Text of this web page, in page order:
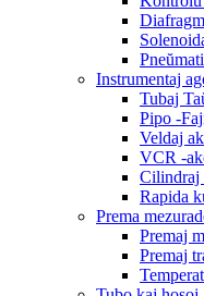
Instrumentaj
Tubaj
Pipo -
Veldaj
VCR -
Cilindraj
Rapida
Prema
Premaj
Premaj